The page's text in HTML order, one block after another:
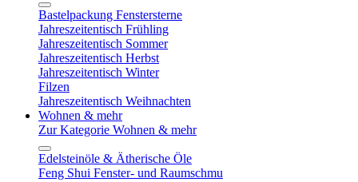
Bastelpackung Fenstersterne
Jahreszeitentisch Frühling
Jahreszeitentisch Sommer
Jahreszeitentisch Herbst
Jahreszeitentisch Winter
Filzen
Jahreszeitentisch Weihnachten
Wohnen & mehr
Zur Kategorie Wohnen & mehr
Edelsteinöle & Ätherische Öle
Feng Shui Fenster- und Raumschmu